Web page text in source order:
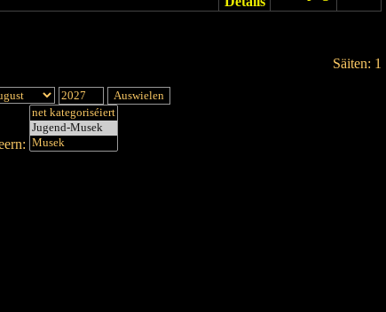
Säiten: 1